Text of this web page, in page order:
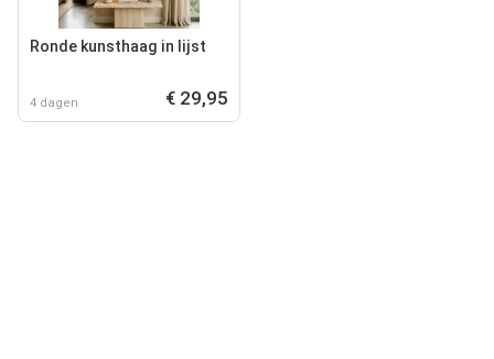
Ronde kunsthaag in lijst
4 dagen € 29,95